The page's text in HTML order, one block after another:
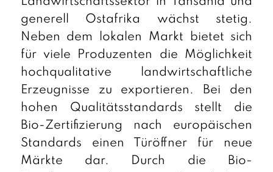
generell Ostafrika wächst stetig.
Neben dem lokalen Markt bietet sich
für viele Produzenten die Möglichkeit
hochqualitative landwirtschaftliche
Erzeugnisse zu exportieren. Bei den
hohen Qualitätsstandards stellt die
Bio-Zertifizierung nach europäischen
Standards einen Türöffner für neue
Märkte dar. Durch die Bio-